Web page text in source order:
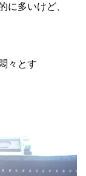
に多いけど、
々とす